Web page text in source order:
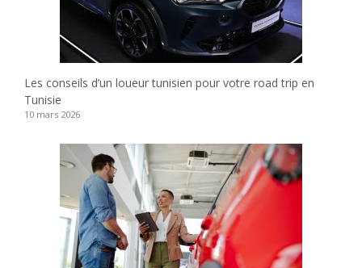
Les conseils d’un loueur tunisien pour votre road trip en
Tunisie
10 mars 2026